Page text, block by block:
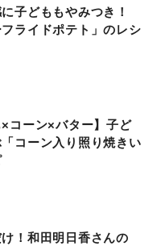
子どももやみつき！
フライドポテト」のレシ
×コーン×バター】子ど
コーン入り照り焼きい
！和田明日香さんの